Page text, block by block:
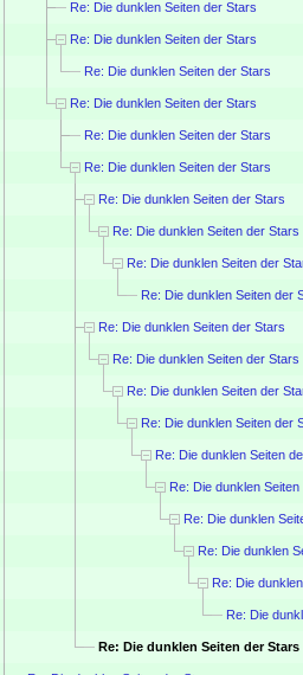
Re: Die dunklen Seiten der Stars
Re: Die dunklen Seiten der Stars
Re: Die dunklen Seiten der Stars
Re: Die dunklen Seiten der Stars
Re: Die dunklen Seiten der Stars
Re: Die dunklen Seiten der Stars
Re: Die dunklen Seiten der Stars
Re: Die dunklen Seiten der Stars
Re: Die dunklen Seiten der
Re: Die dunklen Seiten der
Re: Die dunklen Seiten der Stars
Re: Die dunklen Seiten der Stars
Re: Die dunklen Seiten der
Re: Die dunklen Seiten der
Re: Die dunklen Seiten
Re: Die dunklen
Re: Die dunklen
Re: Die dunklen
Re: Die
Re: Die
Re: Die dunklen Seiten der Stars